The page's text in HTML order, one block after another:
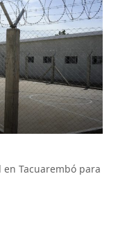
Tacuarembó para